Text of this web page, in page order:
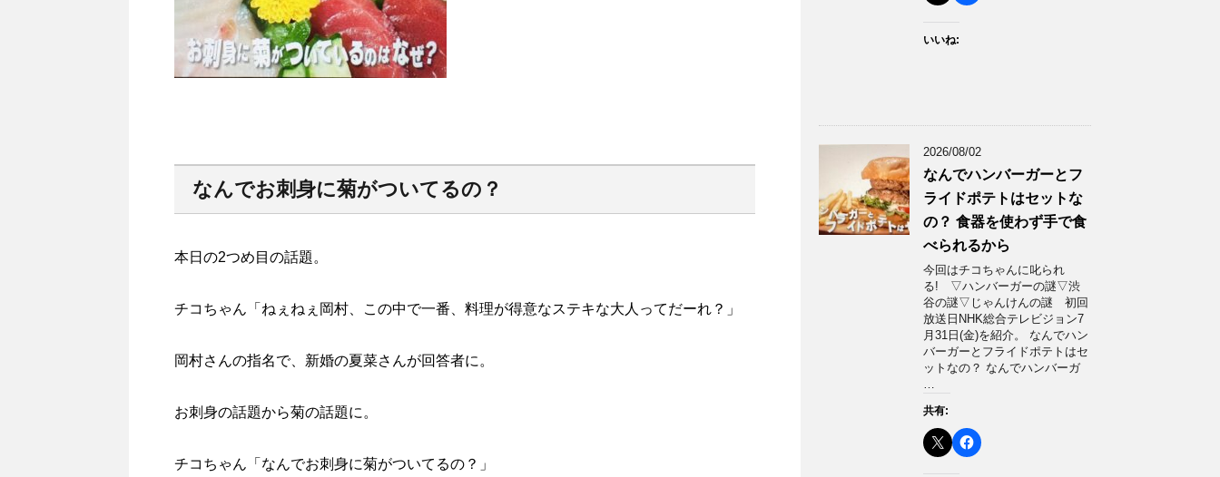
なんでお刺身に菊がついてるの？
本日の2つめ目の話題。
チコちゃん「ねぇねぇ岡村、この中で一番、料理が得意なステキな大人ってだーれ？」
岡村さんの指名で、新婚の夏菜さんが回答者に。
お刺身の話題から菊の話題に。
チコちゃん「なんでお刺身に菊がついてるの？」
いいね:
2026/08/02
なんでハンバーガーとフ
ライドポテトはセットな
の？ 食器を使わず手で食
べられるから
今回はチコちゃんに叱られ
る! ▽ハンバーガーの謎▽渋
谷の謎▽じゃんけんの謎 初回
放送日NHK総合テレビジョン7
月31日(金)を紹介。 なんでハン
バーガーとフライドポテトはセ
ットなの？ なんでハンバーガ
…
共有: